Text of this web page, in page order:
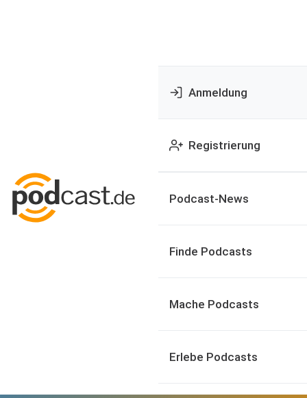
Anmeldung
Registrierung
Podcast-News
Finde Podcasts
Mache Podcasts
Erlebe Podcasts